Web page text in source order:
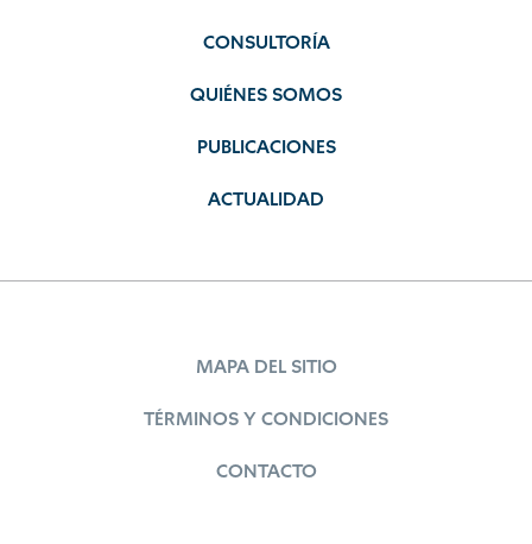
CONSULTORÍA
QUIÉNES SOMOS
PUBLICACIONES
ACTUALIDAD
MAPA DEL SITIO
TÉRMINOS Y CONDICIONES
CONTACTO